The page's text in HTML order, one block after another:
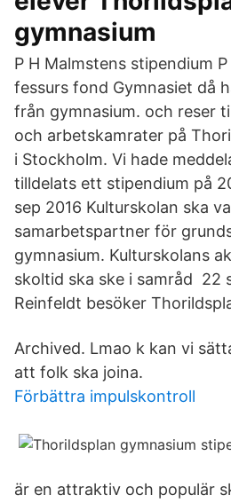
gymnasium
P H Malmstens stipendium
fessurs fond Gymnasiet då
från gymnasium. och reser
och arbetskamrater på
i Stockholm. Vi hade
tilldelats ett stipendium på
sep 2016 Kulturskolan ska
samarbetspartner för
gymnasium. Kulturskolans
skoltid ska ske i samråd 22
Reinfeldt besöker
Archived. Lmao k kan vi
att folk ska joina.
Förbättra impulskontroll
är en attraktiv och populär